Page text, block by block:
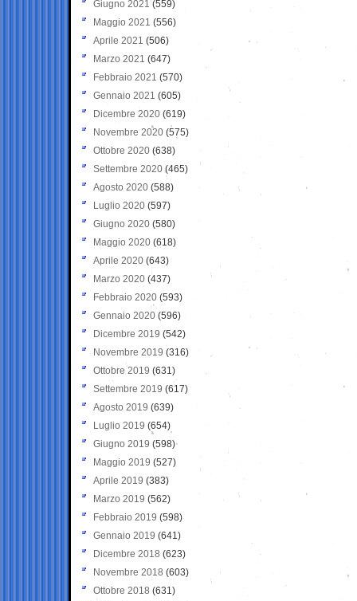
Giugno 2021(559)
Maggio 2021 (556)
Aprile 2021 (506)
Marzo 2021 (647)
Febbraio 2021 (570)
Gennaio 2021 (605)
Dicembre 2020 (619)
Novembre 2020 (575)
Ottobre 2020 (638)
Settembre 2020(465)
Agosto 2020 (588)
Luglio 2020 (597)
Giugno 2020 (580)
Maggio 2020 (618)
Aprile 2020 (643)
Marzo 2020 (437)
Febbraio 2020 (593)
Gennaio 2020 (596)
Dicembre 2019 (542)
Novembre 2019 (316)
Ottobre 2019 (631)
Settembre 2019 (617)
Agosto 2019 (639)
Luglio 2019 (654)
Giugno 2019 (598)
Maggio 2019 (527)
Aprile 2019 (383)
Marzo 2019 (562)
Febbraio 2019 (598)
Gennaio 2019 (641)
Dicembre 2018 (623)
Novembre 2018 (603)
Ottobre 2018 (631)